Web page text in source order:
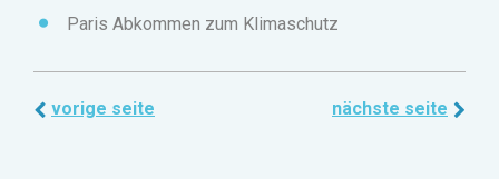
Paris Abkommen zum Klimaschutz
vorige seite nächste seite